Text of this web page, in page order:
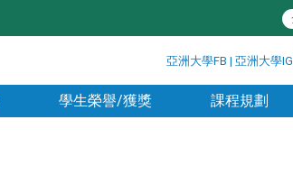
亞洲大學FB | 亞洲大學IG
學生榮譽/獲獎 課程規劃